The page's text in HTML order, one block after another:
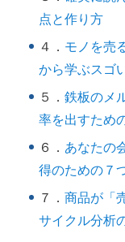
点と作り方
４． モノを売
から学ぶスゴ
５． 鉄板のメ
率を出すため
６． あなたの
得のための７
７． 商品が「
サイクル分析